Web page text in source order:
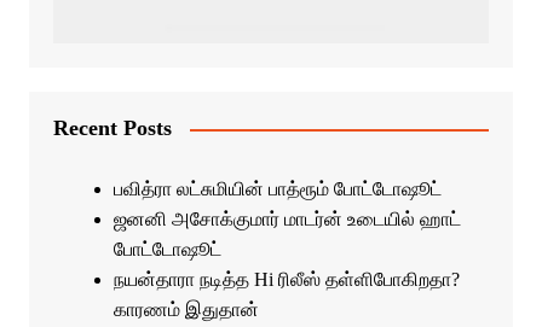
Recent Posts
பவித்ரா லட்சுமியின் பாத்ரூம் போட்டோஷூட்
ஜனனி அசோக்குமார் மாடர்ன் உடையில் ஹாட்
போட்டோஷூட்
நயன்தாரா நடித்த Hi ரிலீஸ் தள்ளிபோகிறதா?
காரணம் இதுதான்